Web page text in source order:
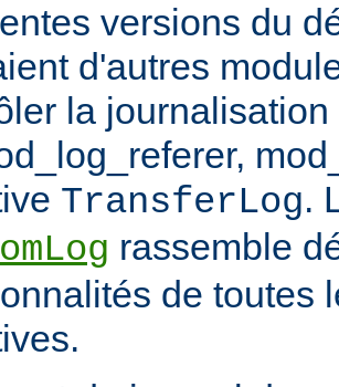
versions du
d'autres
la
TransferLog.
rassemble
de toutes